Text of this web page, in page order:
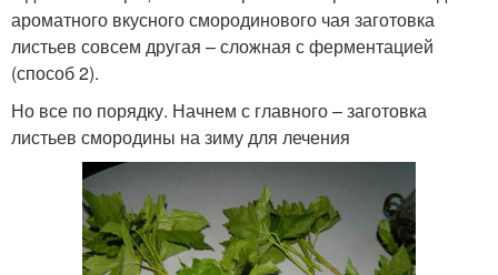
ароматного вкусного смородинового чая заготовка
листьев совсем другая – сложная с ферментацией
(способ 2).
Но все по порядку. Начнем с главного – заготовка
листьев смородины на зиму для лечения